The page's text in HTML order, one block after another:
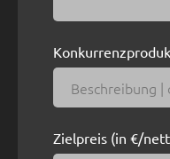
Zielpreis (in €/